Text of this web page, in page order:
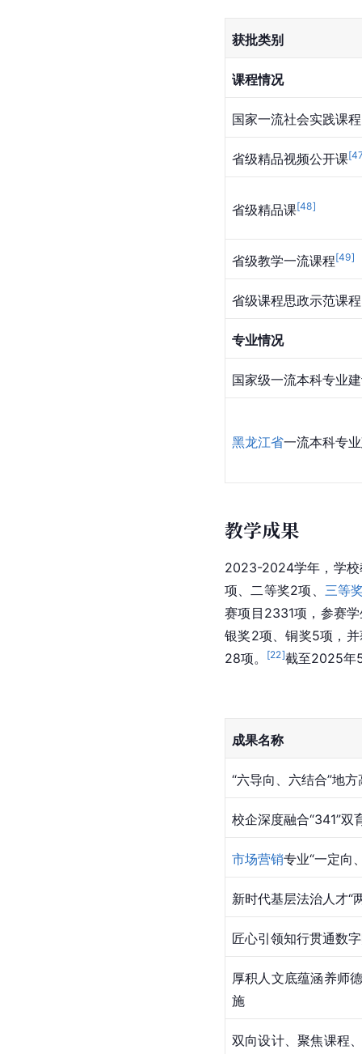
获批类别
课程情况
国家一流社会实践课程
省级精品视频公开课[
省级精品课[48]
省级教学一流课程[49]
省级课程思政示范课程
专业情况
国家级一流本科专业
黑龙江省一流本科专
教学成果
2023-2024学年，学校
项、二等奖2项、 三等
赛项目2331项，参赛
银奖2项、铜奖5项，
28项。
[22]截至2025年
成果名称
“六导向、六结合”地
校企深度融合“341”双
市场营销专业“一定向
新时代基层法治人才“
匠心引领知行贯通数
厚积人文底蕴涵养师
施
双向设计、聚焦课程